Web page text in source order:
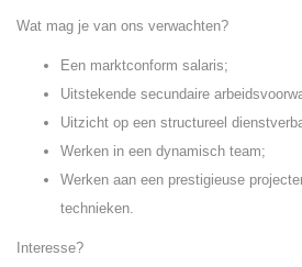
Wat mag je van ons verwachten?
Een marktconform salaris;
Uitstekende secundaire
Uitzicht op een structureel
Werken in een dynamisch team;
Werken aan een prestigieuse
technieken.
Interesse?